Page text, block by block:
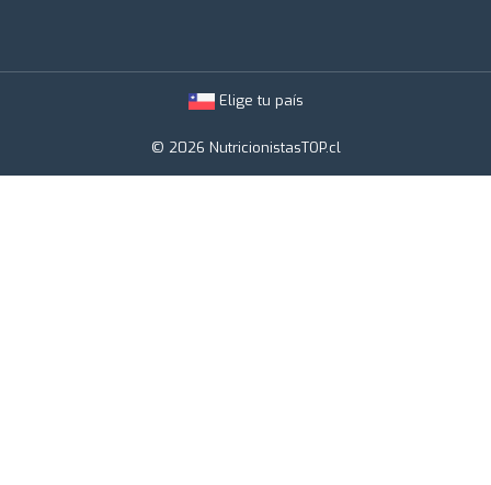
Elige tu país
© 2026 NutricionistasTOP.cl